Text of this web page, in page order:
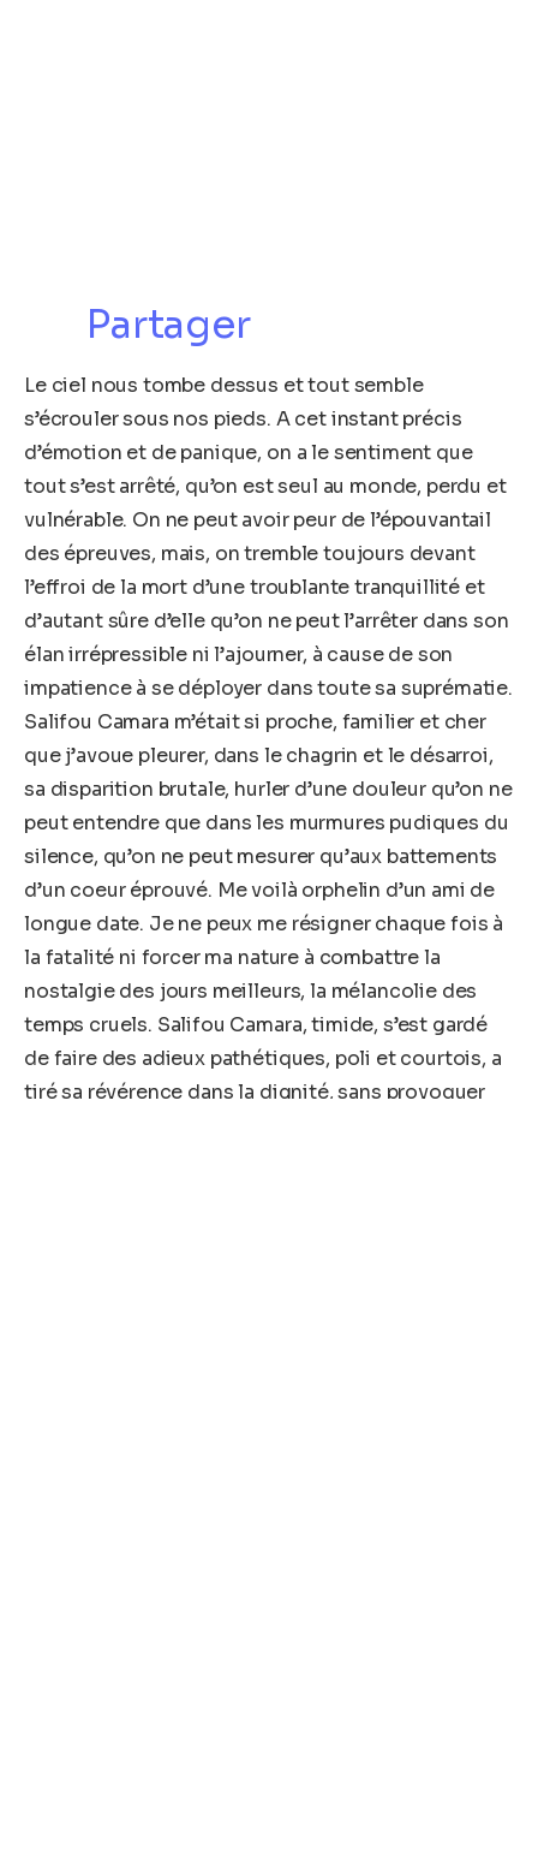
Partager
Le ciel nous tombe dessus et tout semble
s’écrouler sous nos pieds. A cet instant précis
d’émotion et de panique, on a le sentiment que
tout s’est arrêté, qu’on est seul au monde, perdu et
vulnérable. On ne peut avoir peur de l’épouvantail
des épreuves, mais, on tremble toujours devant
l’effroi de la mort d’une troublante tranquillité et
d’autant sûre d’elle qu’on ne peut l’arrêter dans son
élan irrépressible ni l’ajourner, à cause de son
impatience à se déployer dans toute sa suprématie.
Salifou Camara m’était si proche, familier et cher
que j’avoue pleurer, dans le chagrin et le désarroi,
sa disparition brutale, hurler d’une douleur qu’on ne
peut entendre que dans les murmures pudiques du
silence, qu’on ne peut mesurer qu’aux battements
d’un coeur éprouvé. Me voilà orphelin d’un ami de
longue date. Je ne peux me résigner chaque fois à
la fatalité ni forcer ma nature à combattre la
nostalgie des jours meilleurs, la mélancolie des
temps cruels. Salifou Camara, timide, s’est gardé
de faire des adieux pathétiques, poli et courtois, a
tiré sa révérence dans la dignité, sans provoquer